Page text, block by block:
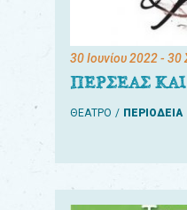
30 Ιουνίου 2022- 30
ΠΕΡΣΕΑΣ
ΘΕΑΤΡΟ ΠΕΡΙΟΔΕΙΑ